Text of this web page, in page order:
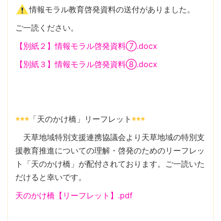
情報モラル教育啓発資料の送付がありました。
ご一読ください。
【別紙２】情報モラル啓発資料⑦.docx
【別紙３】情報モラル啓発資料⑧.docx
「天のかけ橋」リーフレット
天草地域特別支援連携協議会より天草地域の特別支
援教育推進についての理解・啓発のためのリーフレッ
ト「天のかけ橋」が配付されております。ご一読いた
だけると幸いです。
天のかけ橋【リーフレット】.pdf